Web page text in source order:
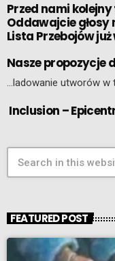
Przed nami
Oddawajcie głosy
Lista Przebojów
Nasze propozycje
…ladowanie utworów w
Inclusion –
FEATURED POST